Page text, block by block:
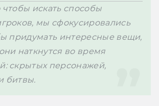
чтобы искать способы
мы сфокусировались
придумать интересные вещи,
наткнутся во время
скрытых персонажей,
битвы.